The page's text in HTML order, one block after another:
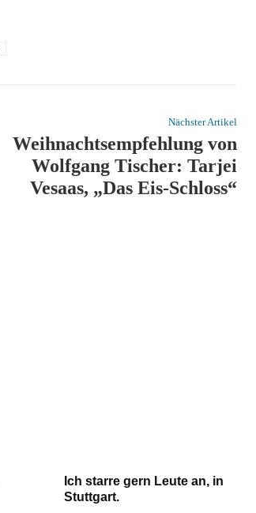
Nächster Artikel
Weihnachtsempfehlung von
Wolfgang Tischer: Tarjei
Vesaas, „Das Eis-Schloss“
Ich starre gern Leute an, in
Stuttgart.